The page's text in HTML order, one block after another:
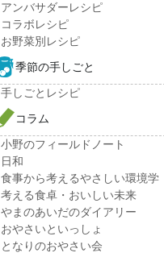
アンバサダーレシピ
コラボレシピ
お野菜別レシピ
季節の手しごと
手しごとレシピ
コラム
小野のフィールドノート
日和
食事から考えるやさしい環境学
考える食卓・おいしい未来
やまのあいだのダイアリー
おやさいといっしょ
となりのおやさい会